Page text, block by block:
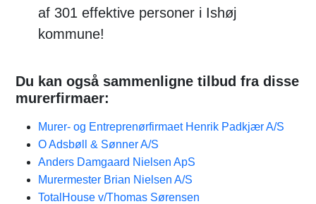
af 301 effektive personer i Ishøj
kommune!
Du kan også sammenligne tilbud fra disse
murerfirmaer:
Murer- og Entreprenørfirmaet Henrik Padkjær A/S
O Adsbøll & Sønner A/S
Anders Damgaard Nielsen ApS
Murermester Brian Nielsen A/S
TotalHouse v/Thomas Sørensen